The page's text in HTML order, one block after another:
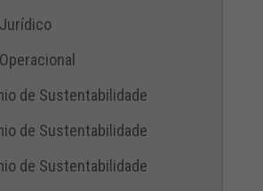
de Sustentabilidade
de Sustentabilidade
de Sustentabilidade